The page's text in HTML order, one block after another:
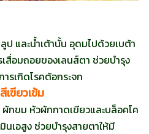
และน้ำเต้านั้น อุดมไปด้วยเบต้า
สื่อมถอยของเลนส์ตา ช่วยบำรุง
รเกิดโรคต้อกระจก
ขียวเข้ม
กขม หัวผักกาดเขียวและบล็อคโค
เอสูง ช่วยบำรุงสายตาให้มี